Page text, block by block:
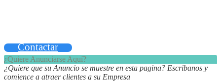
Contactar
¿Quiere Anunciarse Aquí?
¿Quiere que su Anuncio se muestre en esta pagina? Escribanos y
comience a atraer clientes a su Empresa